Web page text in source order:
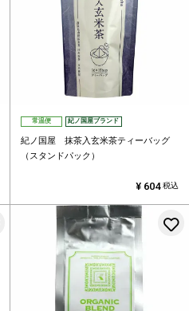
常温便 紀ノ国屋ブランド
紀ノ国屋 抹茶入玄米茶ティーバッグ
（スタンドパック）
¥ 604 税込
お気に入りに登録する